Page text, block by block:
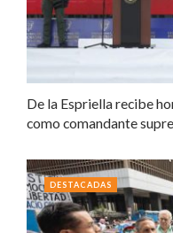
De la Espriella recibe
como comandante
DESTACADAS